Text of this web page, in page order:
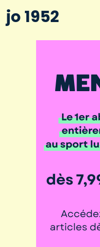
jo 1952